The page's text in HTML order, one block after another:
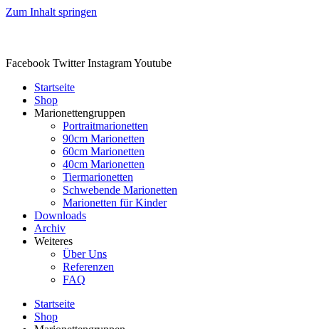
Zum Inhalt springen
Facebook Twitter InstagramYoutube
Startseite
Shop
Marionettengruppen
Portraitmarionetten
90cm Marionetten
60cm Marionetten
40cm Marionetten
Tiermarionetten
Schwebende Marionetten
Marionetten für Kinder
Downloads
Archiv
Weiteres
Über Uns
Referenzen
FAQ
Startseite
Shop